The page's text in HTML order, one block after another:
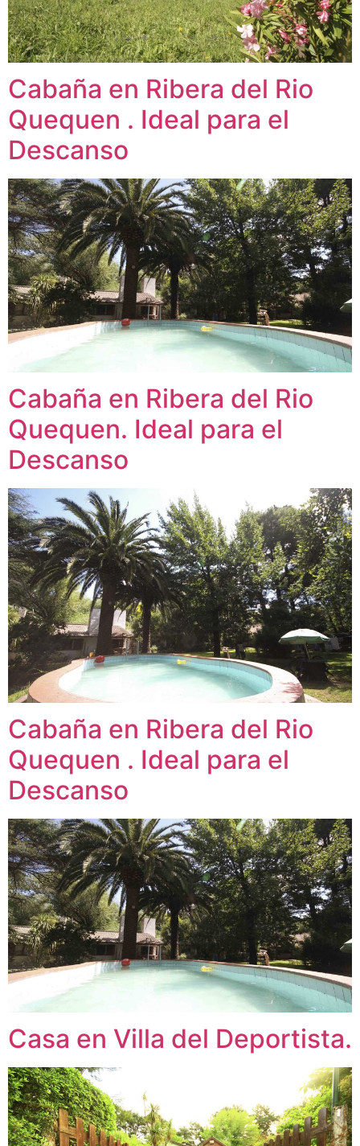
Cabaña en Ribera del Rio
Quequen . Ideal para el
Descanso
Cabaña en Ribera del Rio
Quequen. Ideal para el
Descanso
Cabaña en Ribera del Rio
Quequen . Ideal para el
Descanso
Casa en Villa del Deportista.